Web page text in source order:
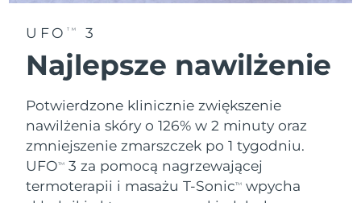
UFO TM 3
Najlepsze nawilżenie
Potwierdzone klinicznie zwiększenie
nawilżenia skóry o 126% w 2 minuty oraz
zmniejszenie zmarszczek po 1 tygodniu.
UFOTM
3 za pomocą nagrzewającej
termoterapii i masażu T-SonicTM
wpycha
Wielka Brytania
Uzbekistan
Oczekiwany czas dostawy
8/15/26
Wietnam
Oczekiwany czas dostawy
8/16/26